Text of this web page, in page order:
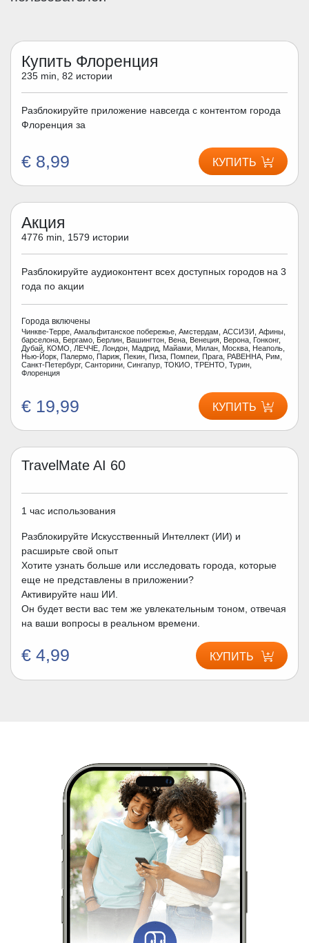
Купить Флоренция
235 min, 82 истории
Разблокируйте приложение навсегда с контентом города
Флоренция за
€ 8,99 КУПИТЬ
Акция
4776 min, 1579 истории
Разблокируйте аудиоконтент всех доступных городов на 3
года по акции
Города включены
Чинкве-Терре, Амальфитанское побережье, Амстердам, АССИЗИ, Афины,
барселона, Бергамо, Берлин, Вашингтон, Вена, Венеция, Верона, Гонконг,
Дубай, КОМО, ЛЕЧЧЕ, Лондон, Мадрид, Майами, Милан, Москва, Неаполь,
Нью-Йорк, Палермо, Париж, Пекин, Пиза, Помпеи, Прага, РАВЕННА, Рим,
Санкт-Петербург, Санторини, Сингапур, ТОКИО, ТРЕНТО, Турин,
Флоренция
€ 19,99 КУПИТЬ
TravelMate AI 60
1 час использования
Разблокируйте Искусственный Интеллект (ИИ) и
расширьте свой опыт
Хотите узнать больше или исследовать города, которые
еще не представлены в приложении?
Активируйте наш ИИ.
Он будет вести вас тем же увлекательным тоном, отвечая
на ваши вопросы в реальном времени.
€ 4,99 КУПИТЬ